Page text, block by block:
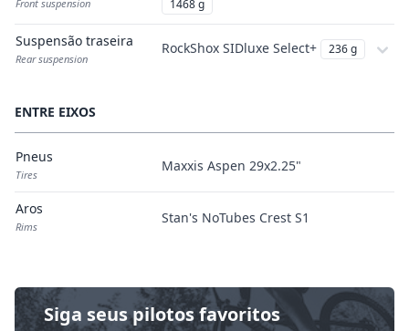
Front suspension
1468 g
Suspensão traseira
Rear suspension
RockShox SIDluxe Select+ 236 g
ENTRE EIXOS
Pneus
Tires
Maxxis Aspen 29x2.25"
Aros
Rims
Stan's NoTubes Crest S1
Siga seus pilotos favoritos